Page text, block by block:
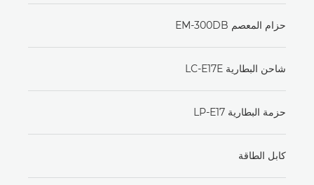
حزام المعصم EM-300DB
شاحن البطارية LC-E17E
حزمة البطارية LP-E17
كابل الطاقة